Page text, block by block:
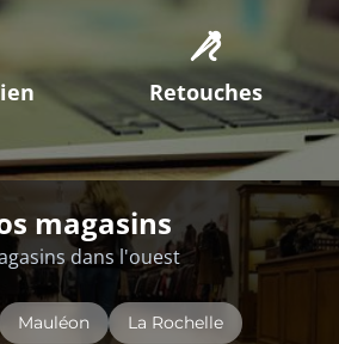
Retouches
magasins
dans l'ouest
Mauléon La Rochelle